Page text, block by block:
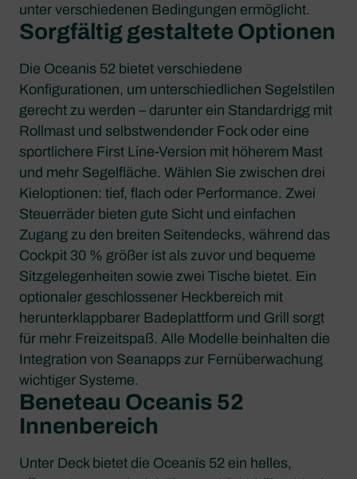
unter verschiedenen Bedingungen ermöglicht.
Sorgfältig gestaltete Optionen
Die Oceanis 52 bietet verschiedene
Konfigurationen, um unterschiedlichen Segelstilen
gerecht zu werden – darunter ein Standardrigg mit
Rollmast und selbstwendender Fock oder eine
sportlichere First Line-Version mit höherem Mast
und mehr Segelfläche. Wählen Sie zwischen drei
Kieloptionen: tief, flach oder Performance. Zwei
Steuerräder bieten gute Sicht und einfachen
Zugang zu den breiten Seitendecks, während das
Cockpit 30 % größer ist als zuvor und bequeme
Sitzgelegenheiten sowie zwei Tische bietet. Ein
optionaler geschlossener Heckbereich mit
herunterklappbarer Badeplattform und Grill sorgt
für mehr Freizeitspaß. Alle Modelle beinhalten die
Integration von Seanapps zur Fernüberwachung
wichtiger Systeme.
Beneteau Oceanis 52
Innenbereich
Unter Deck bietet die Oceanis 52 ein helles,